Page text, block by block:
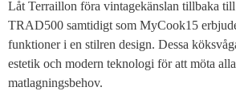
Låt Terraillon föra vintagekänslan tillbaka
TRAD500 samtidigt som MyCook15
funktioner i en stilren design. Dessa
estetik och modern teknologi för att möta
matlagningsbehov.